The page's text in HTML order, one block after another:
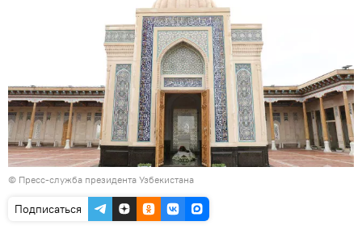
© Пресс-служба президента Узбекистана
Подписаться